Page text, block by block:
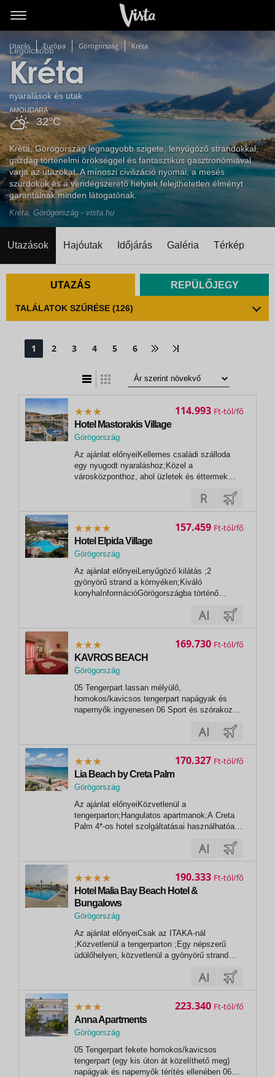
Utazás Európa Görögország Kréta
Legolcsóbb
Kréta
nyaralások és utak
32°C
AMOUDARA
Kréta, Görögország legnagyobb szigete, lenyűgöző strandokkal,
gazdag történelmi örökséggel és fantasztikus gasztronómiával
várja az utazókat. A mínoszi civilizáció nyomai, a mesés
szurdokok és a vendégszerető helyiek felejthetetlen élményt
garantálnak minden látogatónak.
Kréta, Görögország - vista.hu
Utazások Hajóutak Időjárás Galéria Térkép
UTAZÁS REPÜLŐJEGY
TALÁLATOK SZŰRÉSE (126)
1 2 3 4 5 6
Hotel Mastorakis Village
Görögország
Az ajánlat előnyeiKellemes családi szálloda
egy nyugodt nyaraláshoz;Közel a
városközponthoz, ahol üzletek és éttermek
környékenInformációGörögországba történő
beutazáshoz érvényes személyi igazolvány
utolsó napjáig...
114.993 Ft
Hotel Elpida Village
Görögország
Az ajánlat előnyeiLenyűgöző kilátás ;2
gyönyörű strand a környéken;Kiváló
konyhaInformációGörögországba történő
vagy útlevél szükséges, melynek az utazás
utolsó napjáig érvényesnek kell lennie!Kötelező
kategóriájától...
157.459 Ft
KAVROS BEACH
Görögország
05 Tengerpart lassan mélyülő,
homokos/kavicsos tengerpart napágyak és
napernyők ingyenesen 06 Sport és szórakozás
ellenében) asztalitenisz kosárlabda röplabda
darts 07 Sport és szórakozás térítés ellenében
169.730 Ft
Lia Beach by Creta Palm
Görögország
Az ajánlat előnyeiKözvetlenül a
tengerparton;Hangulatos apartmanok;A Creta
Palm 4*-os hotel szolgáltatásai használhatóak
túloldalán)InformációGörögországba történő
beutazáshoz érvényes személyi igazolvány
utolsó napjáig...
170.327 Ft
Hotel Malia Bay Beach Hotel &
Bungalows
Görögország
Az ajánlat előnyeiCsak az ITAKA-nál
;Közvetlenül a tengerparton ;Egy népszerű
üdülőhelyen, közvetlenül a gyönyörű strand
nyaralásInformációGörögországba történő
beutazáshoz érvényes személyi igazolvány
utolsó napjáig érvényesnek kell...
190.333 Ft
Anna Apartments
Görögország
Kokkini Hani
05 Tengerpart fekete homokos/kavicsos
tengerpart (egy kis úton át közelíthető meg)
napágyak és napernyők térítés ellenében 06
223.340 Ft